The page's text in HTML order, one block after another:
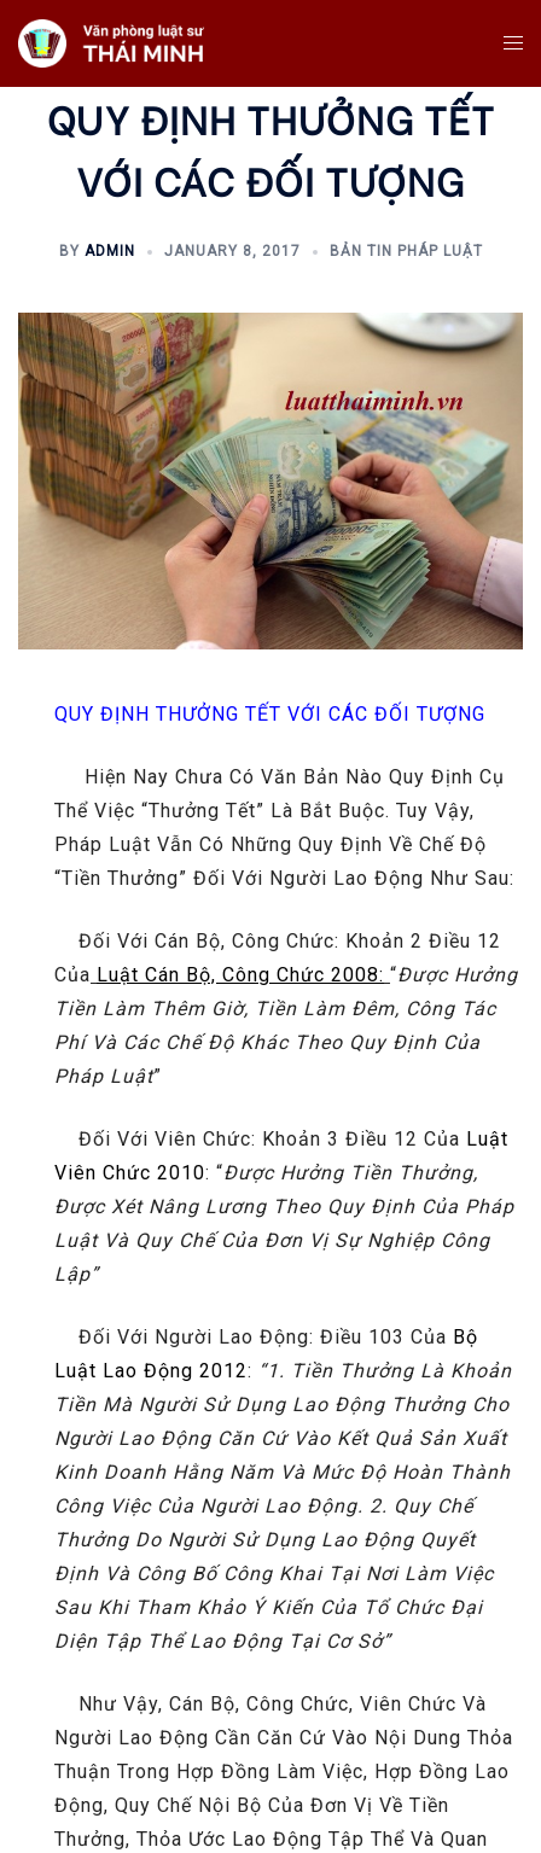
Skip
To
Content
QUY ĐỊNH THƯỞNG TẾT
VỚI CÁC ĐỐI TƯỢNG
BY ADMIN JANUARY 8, 2017 BẢN TIN PHÁP LUẬT
QUY ĐỊNH THƯỞNG TẾT VỚI CÁC ĐỐI TƯỢNG
Hiện Nay Chưa Có Văn Bản Nào Quy Định Cụ
Thể Việc “thưởng Tết” Là Bắt Buộc. Tuy Vậy,
Pháp Luật Vẫn Có Những Quy Định Về Chế Độ
“tiền Thưởng” Đối Với Người Lao Động Như Sau:
Đối Với Cán Bộ, Công Chức: Khoản 2 Điều 12
Của Luật Cán Bộ, Công Chức 2008: “Được Hưởng
Tiền Làm Thêm Giờ, Tiền Làm Đêm, Công Tác
Phí Và Các Chế Độ Khác Theo Quy Định Của
Pháp Luật”
Đối Với Viên Chức: Khoản 3 Điều 12 Của Luật
Viên Chức 2010: “Được Hưởng Tiền Thưởng,
Được Xét Nâng Lương Theo Quy Định Của Pháp
Luật Và Quy Chế Của Đơn Vị Sự Nghiệp Công
Lập”
Đối Với Người Lao Động: Điều 103 Của Bộ
Luật Lao Động 2012: “1. Tiền Thưởng Là Khoản
Tiền Mà Người Sử Dụng Lao Động Thưởng Cho
Người Lao Động Căn Cứ Vào Kết Quả Sản Xuất
Kinh Doanh Hằng Năm Và Mức Độ Hoàn Thành
Công Việc Của Người Lao Động. 2. Quy Chế
Thưởng Do Người Sử Dụng Lao Động Quyết
Định Và Công Bố Công Khai Tại Nơi Làm Việc
Sau Khi Tham Khảo Ý Kiến Của Tổ Chức Đại
Diện Tập Thể Lao Động Tại Cơ Sở”
Như Vậy, Cán Bộ, Công Chức, Viên Chức Và
Người Lao Động Cần Căn Cứ Vào Nội Dung Thỏa
Thuận Trong Hợp Đồng Làm Việc, Hợp Đồng Lao
Động, Quy Chế Nội Bộ Của Đơn Vị Về Tiền
Thưởng, Thỏa Ước Lao Động Tập Thể Và Quan